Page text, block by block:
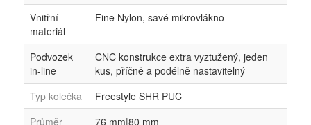
Vnitřní
materiál
Fine Nylon, savé mikrovlákno
Podvozek
in-line
CNC konstrukce extra vyztužený, jeden
kus, příčně a podélně nastavitelný
Typ kolečka
Freestyle SHR PUC
Průměr
76 mm|80 mm